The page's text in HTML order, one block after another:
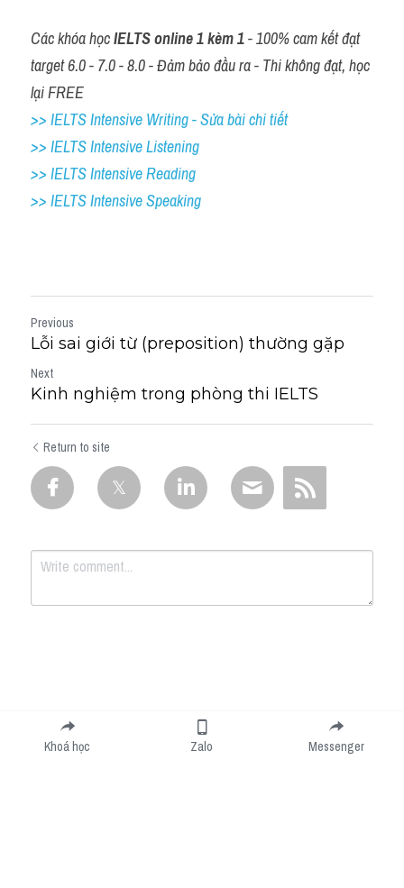
Các khóa học IELTS online 1 kèm 1 - 100% cam kết đạt
target 6.0 - 7.0 - 8.0 - Đảm bảo đầu ra - Thi không đạt, học
lại FREE
>> IELTS Intensive Writing - Sửa bài chi tiết
>> IELTS Intensive Listening
>> IELTS Intensive Reading
>> IELTS Intensive Speaking
Previous
Lỗi sai giới từ (preposition) thường gặp
Next
Kinh nghiệm trong phòng thi IELTS
Return to site
Submit
Khoá học Zalo Messenger